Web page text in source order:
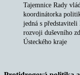
Tajemnice Rady
koordinátorka
jedná s
rozvoji duševního
Ústeckého kraje